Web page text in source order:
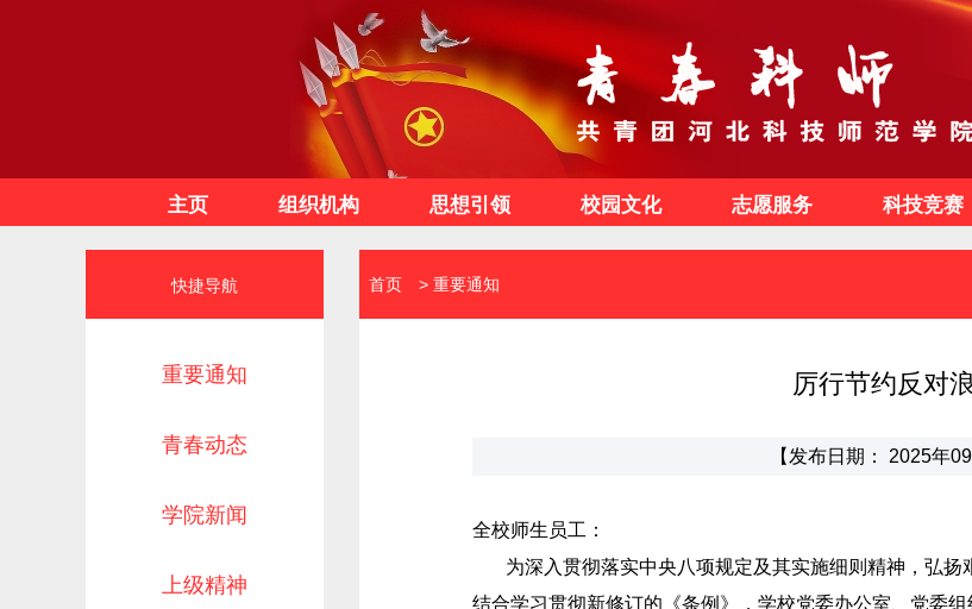
主页 组织机构 思想引领 校园文化 志愿服务 科技竞赛
快捷导航
重要通知
青春动态
学院新闻
上级精神
首页 > 重要通知
厉行节约反对
【发布日期： 2025年
全校师生员工：
为深入贯彻落实中央八项规定及其实施细则精神，弘
结合学习贯彻新修订的《条例》，学校党委办公室、党委